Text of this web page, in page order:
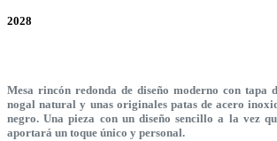
2028
Mesa rincón redonda de diseño moderno con tapa
nogal natural y unas originales patas de acero
negro. Una pieza con un diseño sencillo a la vez
aportará un toque único y personal.